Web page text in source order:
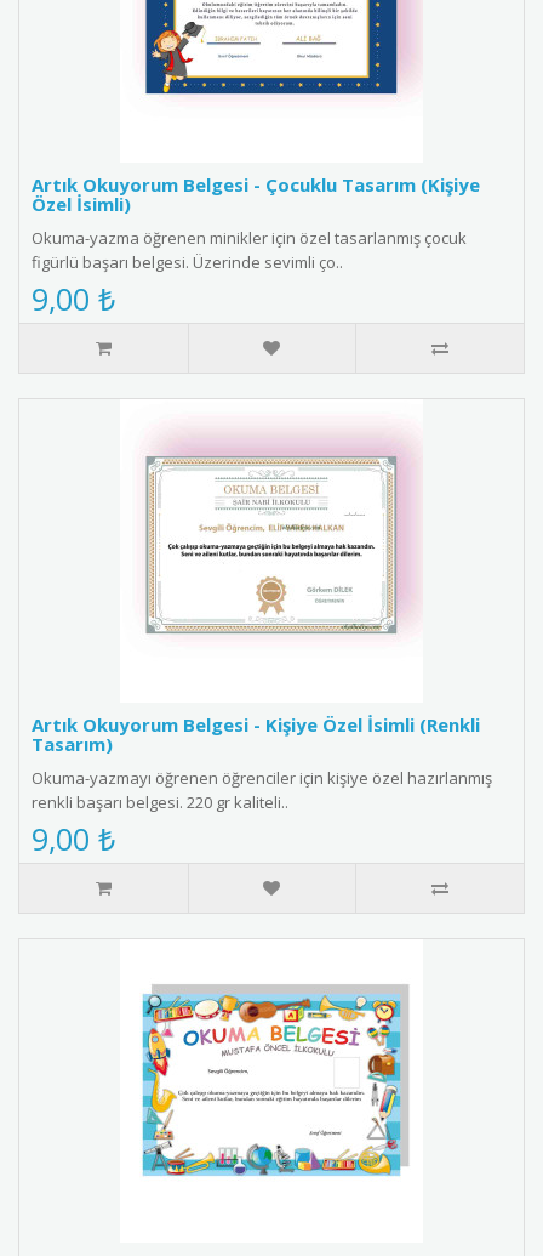
Artık Okuyorum Belgesi - Çocuklu Tasarım (Kişiye
Özel İsimli)
Okuma-yazma öğrenen minikler için özel tasarlanmış çocuk
figürlü başarı belgesi. Üzerinde sevimli ço..
9,00 ₺
Artık Okuyorum Belgesi - Kişiye Özel İsimli (Renkli
Tasarım)
Okuma-yazmayı öğrenen öğrenciler için kişiye özel hazırlanmış
renkli başarı belgesi. 220 gr kaliteli..
9,00 ₺